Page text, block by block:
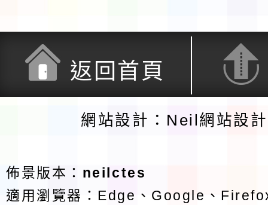
返回首頁
網站設計：Neil網站設
佈景版本： neilctes
適用瀏覽器：Edge、Google、